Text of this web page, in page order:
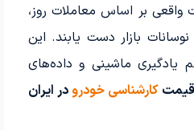
بر اساس معاملات روز،
بازار دست یابند. این
یادگیری ماشینی و داده‌های
قیمتکارشناسی خودرو در ایران